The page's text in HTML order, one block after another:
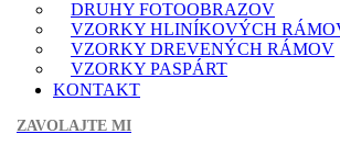
DRUHY FOTOOBRAZOV
VZORKY HLINÍKOVÝCH
VZORKY DREVENÝCH RÁMOV
VZORKY PASPÁRT
KONTAKT
ZAVOLAJTE MI